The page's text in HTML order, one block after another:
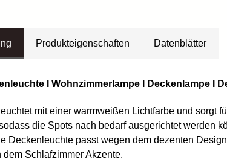
Produkteigenschaften Datenblätter
I Wohnzimmerlampe I Deckenlampe I
mit einer warmweißen Lichtfarbe und sorgt
die Spots nach bedarf ausgerichtet werden
Deckenleuchte passt wegen dem dezenten
dem Schlafzimmer Akzente.